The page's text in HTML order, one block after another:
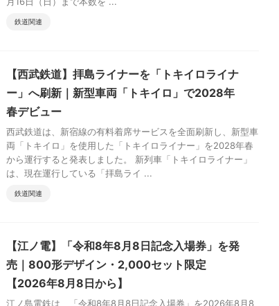
鉄道関連
【西武鉄道】拝島ライナーを「トキイロライナ
ー」へ刷新｜新型車両「トキイロ」で2028年
春デビュー
西武鉄道は、新宿線の有料着席サービスを全面刷新し、新型車
両「トキイロ」を使用した「トキイロライナー」を2028年春
から運行すると発表しました。 新列車「トキイロライナー」
は、現在運行している「拝島ライ ...
鉄道関連
【江ノ電】「令和8年8月8日記念入場券」を発
売｜800形デザイン・2,000セット限定
【2026年8月8日から】
江ノ島電鉄は、「令和8年8月8日記念入場券」を2026年8月8